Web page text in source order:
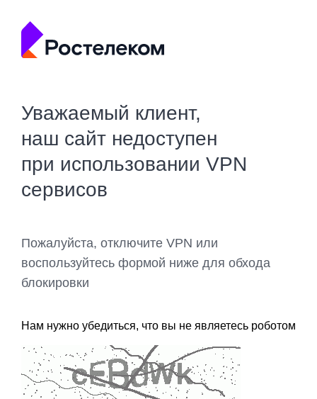
Уважаемый клиент,
наш сайт недоступен
при использовании VPN
сервисов
Пожалуйста, отключите VPN или
воспользуйтесь формой ниже для обхода
блокировки
Нам нужно убедиться, что вы не являетесь роботом